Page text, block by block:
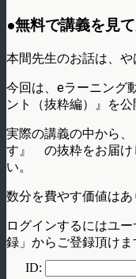
●無料で講義を見て
本間先生のお話は、や
今回は、eラーニング
ント（抜粋編）』を公
実際の講義の中から
す』 の抜粋をお届け
い。
数分を費やす価値はあ
ログインするにはユ
録」からご登録頂けま